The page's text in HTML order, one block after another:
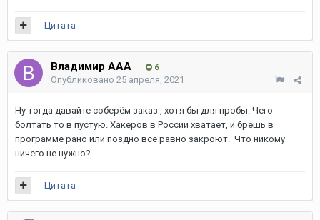
Цитата
Владимир ААА 6
Опубликовано 25 апреля, 2021
Ну тогда давайте соберём заказ , хотя бы для пробы. Чего
болтать то в пустую. Хакеров в России хватает, и брешь в
программе рано или поздно всё равно закроют. Что никому
ничего не нужно?
Цитата